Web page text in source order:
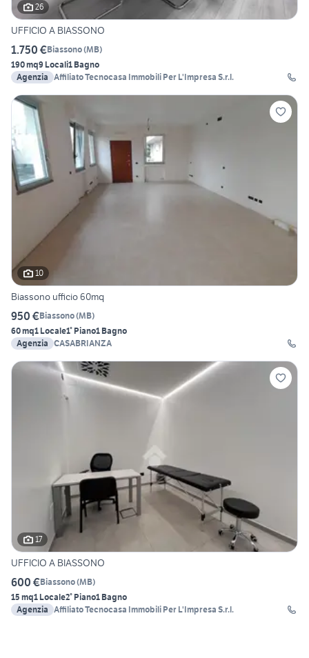
26
UFFICIO A BIASSONO
1.750 €Biassono(MB)
190 mq9 Locali1 Bagno
Agenzia Affiliato Tecnocasa Immobili Per L'Impresa S.r.l.
10
Biassono ufficio 60mq
950 €Biassono(MB)
60 mq1 Locale1° Piano1 Bagno
Agenzia CASABRIANZA
17
UFFICIO A BIASSONO
600 €Biassono(MB)
15 mq1 Locale2° Piano1 Bagno
Agenzia Affiliato Tecnocasa Immobili Per L'Impresa S.r.l.